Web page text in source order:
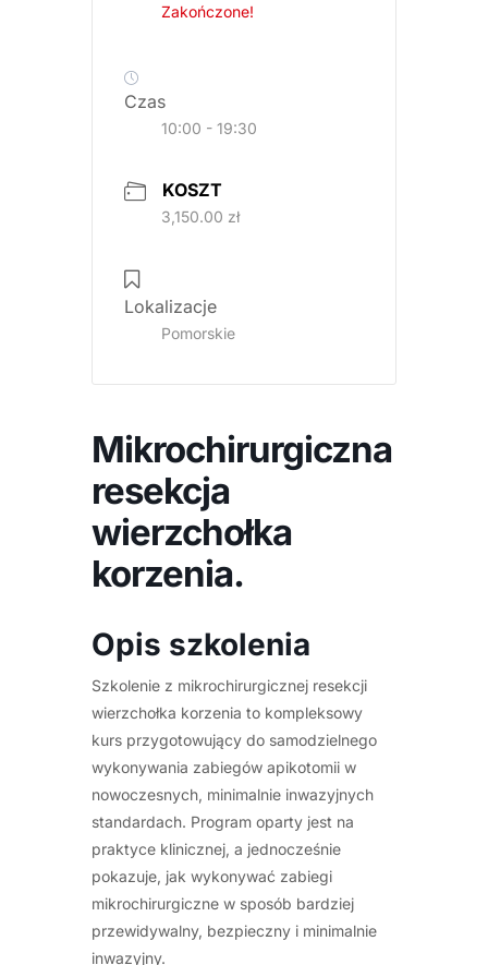
Zakończone!
Czas
10:00 - 19:30
KOSZT
3,150.00 zł
Lokalizacje
Pomorskie
Mikrochirurgiczna
resekcja
wierzchołka
korzenia.
Opis szkolenia
Szkolenie z mikrochirurgicznej resekcji
wierzchołka korzenia to kompleksowy
kurs przygotowujący do samodzielnego
wykonywania zabiegów apikotomii w
nowoczesnych, minimalnie inwazyjnych
standardach. Program oparty jest na
praktyce klinicznej, a jednocześnie
pokazuje, jak wykonywać zabiegi
mikrochirurgiczne w sposób bardziej
przewidywalny, bezpieczny i minimalnie
inwazyjny.